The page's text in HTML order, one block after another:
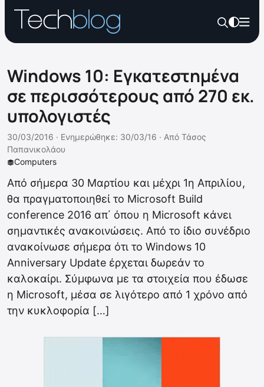
Windows 10: Εγκατεστημένα
σε περισσότερους από 270 εκ.
υπολογιστές
Computers
30/03/2016 · Ενημερώθηκε: 30/03/16 · Από Τάσος
Παπανικολάου
Από σήμερα 30 Μαρτίου και μέχρι 1η Απριλίου,
θα πραγματοποιηθεί το Microsoft Build
conference 2016 απ΄ όπου η Microsoft κάνει
σημαντικές ανακοινώσεις. Από το ίδιο συνέδριο
ανακοίνωσε σήμερα ότι το Windows 10
Anniversary Update έρχεται δωρεάν το
καλοκαίρι. Σύμφωνα με τα στοιχεία που έδωσε
η Microsoft, μέσα σε λιγότερο από 1 χρόνο από
την κυκλοφορία […]